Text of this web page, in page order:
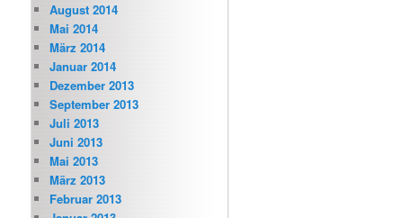
August 2014
Mai 2014
März 2014
Januar 2014
Dezember 2013
September 2013
Juli 2013
Juni 2013
Mai 2013
März 2013
Februar 2013